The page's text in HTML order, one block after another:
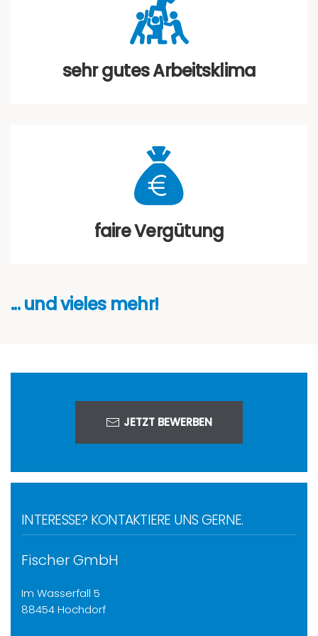
sehr gutes Arbeitsklima
faire Vergütung
... und vieles mehr!
JETZT BEWERBEN
INTERESSE? KONTAKTIERE UNS GERNE.
Fischer GmbH
Im Wasserfall 5
88454 Hochdorf